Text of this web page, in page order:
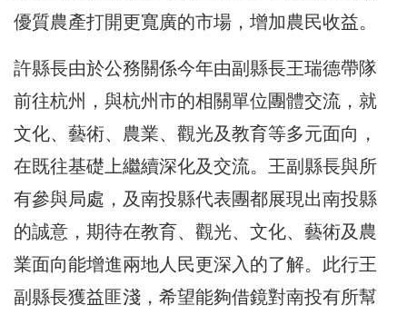
優質農產打開更寬廣的市場，增加農民收益。
許縣長由於公務關係今年由副縣長王瑞德帶隊
前往杭州，與杭州市的相關單位團體交流，就
文化、藝術、農業、觀光及教育等多元面向，
在既往基礎上繼續深化及交流。王副縣長與所
有參與局處，及南投縣代表團都展現出南投縣
的誠意，期待在教育、觀光、文化、藝術及農
業面向能增進兩地人民更深入的了解。此行王
副縣長獲益匪淺，希望能夠借鏡對南投有所幫